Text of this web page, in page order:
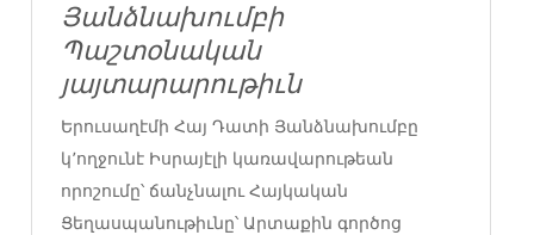
Յանձնախումբի
Պաշտօնական
յայտարարութիւն
Երուսաղէմի Հայ Դատի Յանձնախումբը
կ՚ողջունէ Իսրայէլի կառավարութեան
որոշումը՝ ճանչնալու Հայկական
Ցեղասպանութիւնը՝ Արտաքին գործոց